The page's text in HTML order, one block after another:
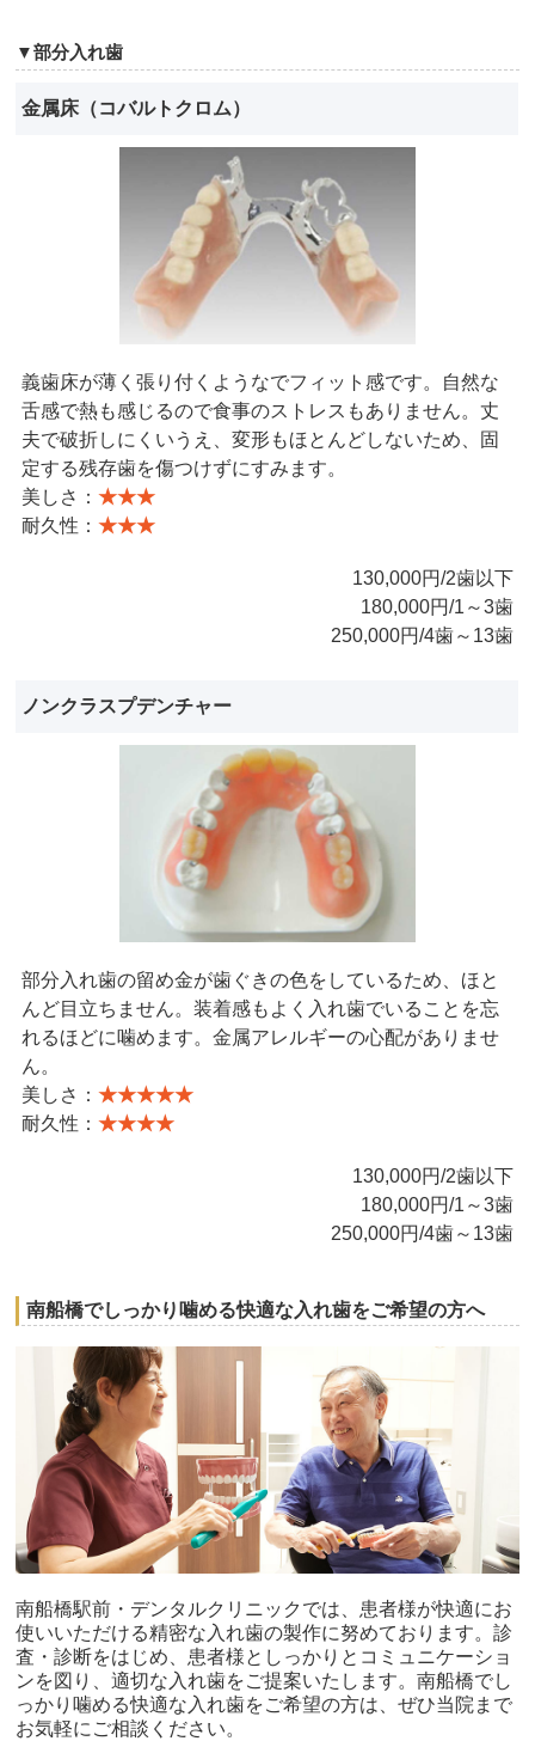
▼部分入れ歯
金属床（コバルトクロム）
義歯床が薄く張り付くようなでフィット感です。自然な
舌感で熱も感じるので食事のストレスもありません。丈
夫で破折しにくいうえ、変形もほとんどしないため、固
定する残存歯を傷つけずにすみます。
美しさ： ★★★
耐久性： ★★★
130,000円/2歯以下
180,000円/1～3歯
250,000円/4歯～13歯
ノンクラスプデンチャー
部分入れ歯の留め金が歯ぐきの色をしているため、ほと
んど目立ちません。装着感もよく入れ歯でいることを忘
れるほどに噛めます。金属アレルギーの心配がありませ
ん。
美しさ： ★★★★★
耐久性： ★★★★
130,000円/2歯以下
180,000円/1～3歯
250,000円/4歯～13歯
南船橋でしっかり噛める快適な入れ歯をご希望の方へ
南船橋駅前・デンタルクリニックでは、患者様が快適にお
使いいただける精密な入れ歯の製作に努めております。診
査・診断をはじめ、患者様としっかりとコミュニケーショ
ンを図り、適切な入れ歯をご提案いたします。南船橋でし
っかり噛める快適な入れ歯をご希望の方は、ぜひ当院まで
お気軽にご相談ください。